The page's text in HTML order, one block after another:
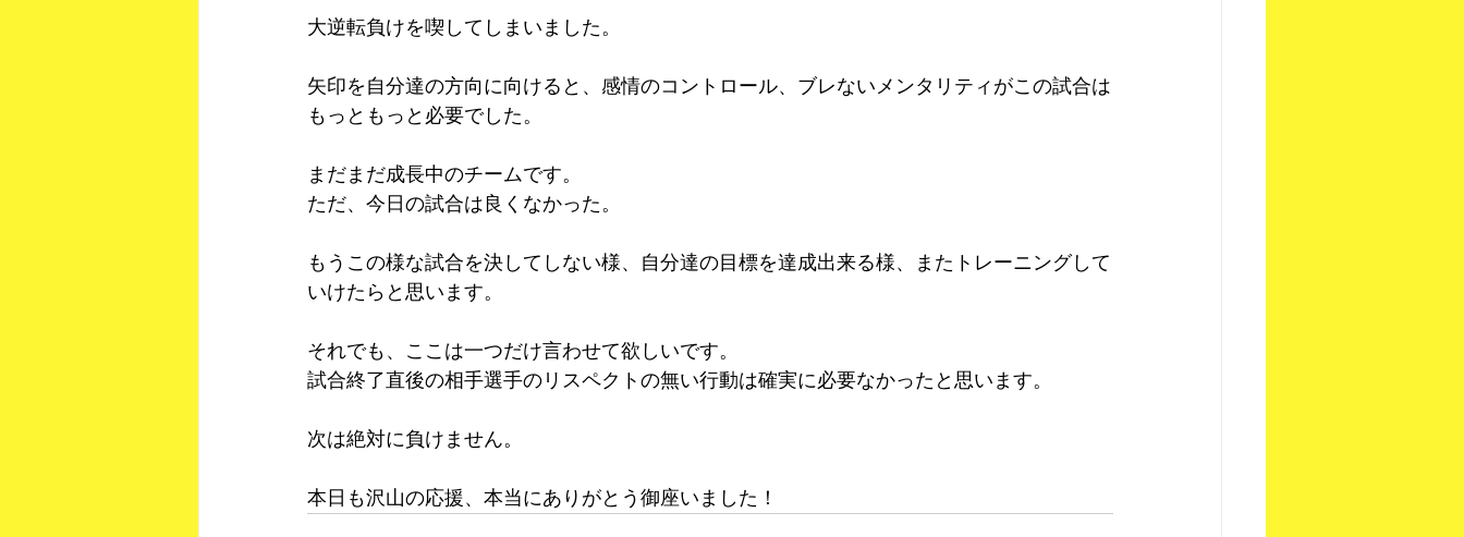
大逆転負けを喫してしまいました。
矢印を自分達の方向に向けると、感情のコントロール、ブレないメンタリティがこの試合は
もっともっと必要でした。
まだまだ成長中のチームです。
ただ、今日の試合は良くなかった。
もうこの様な試合を決してしない様、自分達の目標を達成出来る様、またトレーニングして
いけたらと思います。
それでも、ここは一つだけ言わせて欲しいです。
試合終了直後の相手選手のリスペクトの無い行動は確実に必要なかったと思います。
次は絶対に負けません。
本日も沢山の応援、本当にありがとう御座いました！